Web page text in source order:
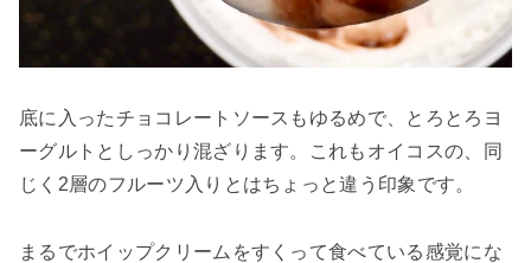
底に入ったチョコレートソースもゆるめで、とろとろヨ
ーグルトとしっかり混ざります。これもオイコスの、同
じく2層のフルーツ入りとはちょっと違う印象です。
まるでホイップクリームをすくって食べている感覚にな